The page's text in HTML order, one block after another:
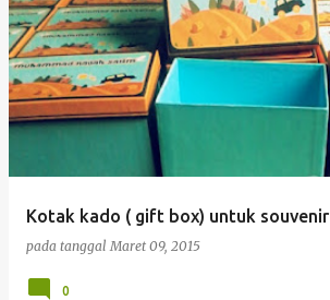
Kotak kado ( gift box) untuk souvenir
pada tanggalMaret 09, 2015
0